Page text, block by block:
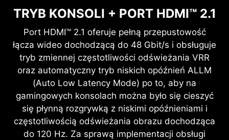
TRYB KONSOLI + PORT HDMI™ 2.1
Port HDMI™ 2.1 oferuje pełną przepustowość
łącza wideo dochodzącą do 48 Gbit/s i obsługuje
tryb zmiennej częstotliwości odświeżania VRR
oraz automatyczny tryb niskich opóźnień ALLM
(Auto Low Latency Mode) po to, aby na
gamingowych konsolach można było się cieszyć
się płynną rozgrywką z niskimi opóźnieniami i
częstotliwością odświeżania obrazu dochodząca
do 120 Hz. Za sprawą implementacji obsługi